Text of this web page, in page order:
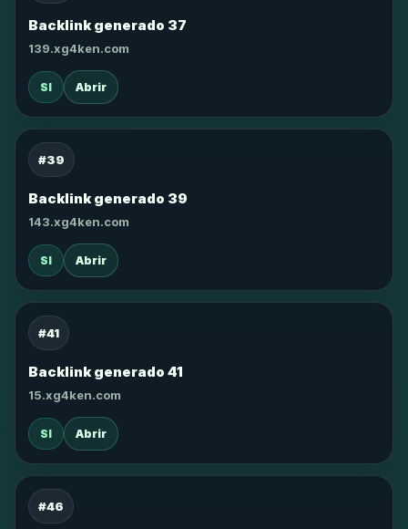
Backlink generado 37
139.xg4ken.com
SI Abrir
#39
Backlink generado 39
143.xg4ken.com
SI Abrir
#41
Backlink generado 41
15.xg4ken.com
SI Abrir
#46